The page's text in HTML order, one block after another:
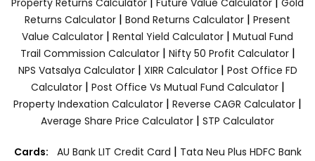
Property Returns Calculator
Future Value Calculator
Gold
Returns Calculator | Bond Returns Calculator | Present
Value Calculator | Rental Yield Calculator | Mutual Fund
Trail Commission Calculator| Nifty 50 Profit Calculator|
NPS Vatsalya Calculator| XIRR Calculator| Post Office FD
Calculator| Post Office Vs Mutual Fund Calculator|
Property Indexation Calculator | Reverse CAGR Calculator |
Average Share Price Calculator | STP Calculator
Cards: AU Bank LIT Credit Card | Tata Neu Plus HDFC Bank